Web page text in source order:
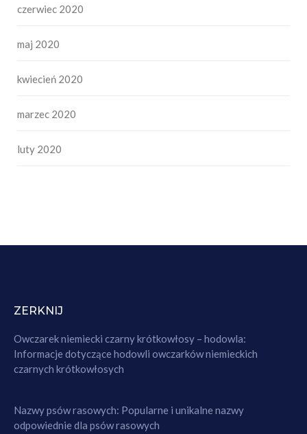
czerwiec 2020
maj 2020
kwiecień 2020
marzec 2020
luty 2020
ZERKNIJ
Owczarek niemiecki czarny krótkowłosy – hodowla:
Informacje dotyczące hodowli owczarków niemieckich
czarnych krótkowłosych
Nazwy psów rasowych: Popularne i unikalne nazwy
odpowiednie dla psów rasowych